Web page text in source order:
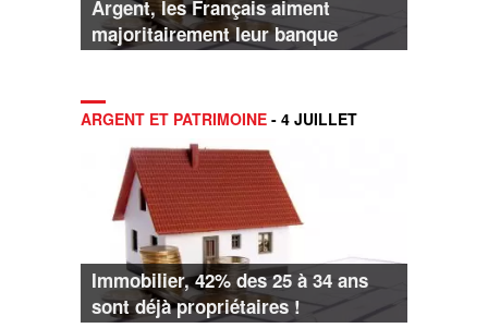
Argent, les Français aiment
majoritairement leur banque
ARGENT ET PATRIMOINE - 4 JUILLET
Immobilier, 42% des 25 à 34 ans
sont déjà propriétaires !